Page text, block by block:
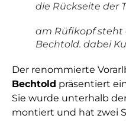
die Rückseite der
am Rüfikopf steht
Bechtold. dabei
Der renommierte
Bechtold präsentiert
Sie wurde unterhalb
montiert und hat zwei